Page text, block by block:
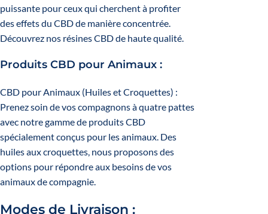
puissante pour ceux qui cherchent à profiter
des effets du CBD de manière concentrée.
Découvrez nos résines CBD de haute qualité.
Produits CBD pour Animaux :
CBD pour Animaux (Huiles et Croquettes) :
Prenez soin de vos compagnons à quatre pattes
avec notre gamme de produits CBD
spécialement conçus pour les animaux. Des
huiles aux croquettes, nous proposons des
options pour répondre aux besoins de vos
animaux de compagnie.
Modes de Livraison :